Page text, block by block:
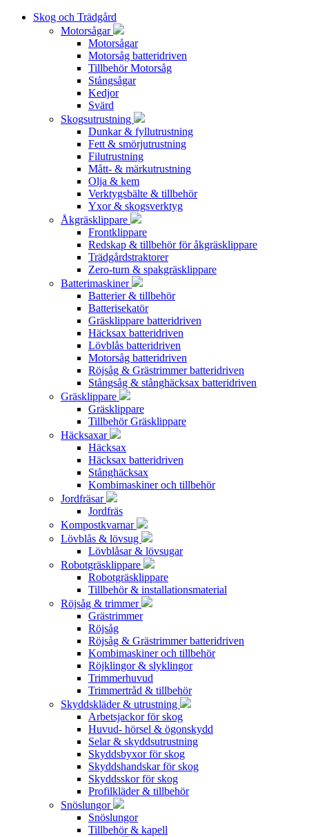
Skog och Trädgård
Motorsågar
Motorsågar
Motorsåg batteridriven
Tillbehör Motorsåg
Stångsågar
Kedjor
Svärd
Skogsutrustning
Dunkar & fyllutrustning
Fett & smörjutrustning
Filutrustning
Mått- & märkutrustning
Olja & kem
Verktygsbälte & tillbehör
Yxor & skogsverktyg
Åkgräsklippare
Frontklippare
Redskap & tillbehör för åkgräsklippare
Trädgårdstraktorer
Zero-turn & spakgräsklippare
Batterimaskiner
Batterier & tillbehör
Batterisekatör
Gräsklippare batteridriven
Häcksax batteridriven
Lövblås batteridriven
Motorsåg batteridriven
Röjsåg & Grästrimmer batteridriven
Stångsåg & stånghäcksax batteridriven
Gräsklippare
Gräsklippare
Tillbehör Gräsklippare
Häcksaxar
Häcksax
Häcksax batteridriven
Stånghäcksax
Kombimaskiner och tillbehör
Jordfräsar
Jordfräs
Kompostkvarnar
Lövblås & lövsug
Lövblåsar & lövsugar
Robotgräsklippare
Robotgräsklippare
Tillbehör & installationsmaterial
Röjsåg & trimmer
Grästrimmer
Röjsåg
Röjsåg & Grästrimmer batteridriven
Kombimaskiner och tillbehör
Röjklingor & slyklingor
Trimmerhuvud
Trimmertråd & tillbehör
Skyddskläder & utrustning
Arbetsjackor för skog
Huvud- hörsel & ögonskydd
Selar & skyddsutrustning
Skyddsbyxor för skog
Skyddshandskar för skog
Skyddsskor för skog
Profilkläder & tillbehör
Snöslungor
Snöslungor
Tillbehör & kapell